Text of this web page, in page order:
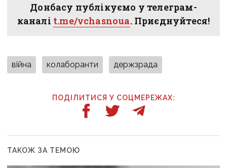
Донбасу публікуємо у телеграм-
каналі t.me/vchasnoua. Приєднуйтеся!
війна колаборанти держзрада
ПОДІЛИТИСЯ У СОЦМЕРЕЖАХ:
ТАКОЖ ЗА ТЕМОЮ